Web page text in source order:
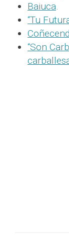
Baiuca.
“Tu
“Son